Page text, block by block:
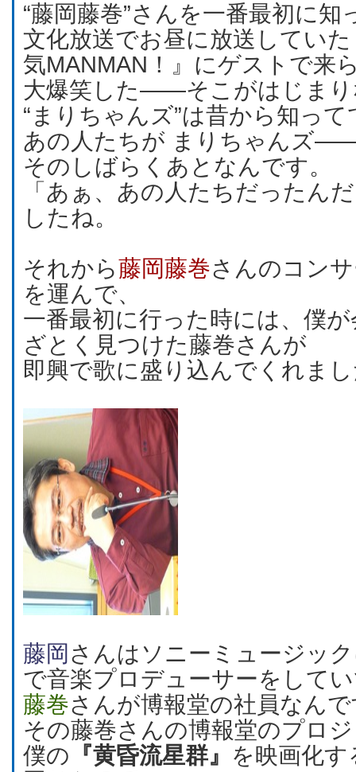
“藤岡藤巻”さんを一番最初に知
文化放送でお昼に放送してい
気MANMAN！』にゲストで来
大爆笑した――そこがはじまり
“まりちゃんズ”は昔から知って
あの人たちが まりちゃんズ
そのしばらくあとなんです。
「あぁ、あの人たちだったん
したね。
それから藤岡藤巻さんのコン
を運んで、
一番最初に行った時には、僕
ざとく見つけた藤巻さんが
即興で歌に盛り込んでくれま
藤岡 さんはソニーミュージッ
で音楽プロデューサーをして
藤巻さんが博報堂の社員なん
その藤巻さんの博報堂のプロ
僕の 『黄昏流星群』 を映画化